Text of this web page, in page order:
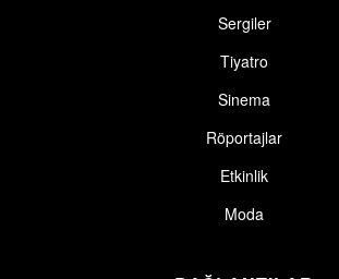
Sergiler
Tiyatro
Sinema
Röportajlar
Etkinlik
Moda